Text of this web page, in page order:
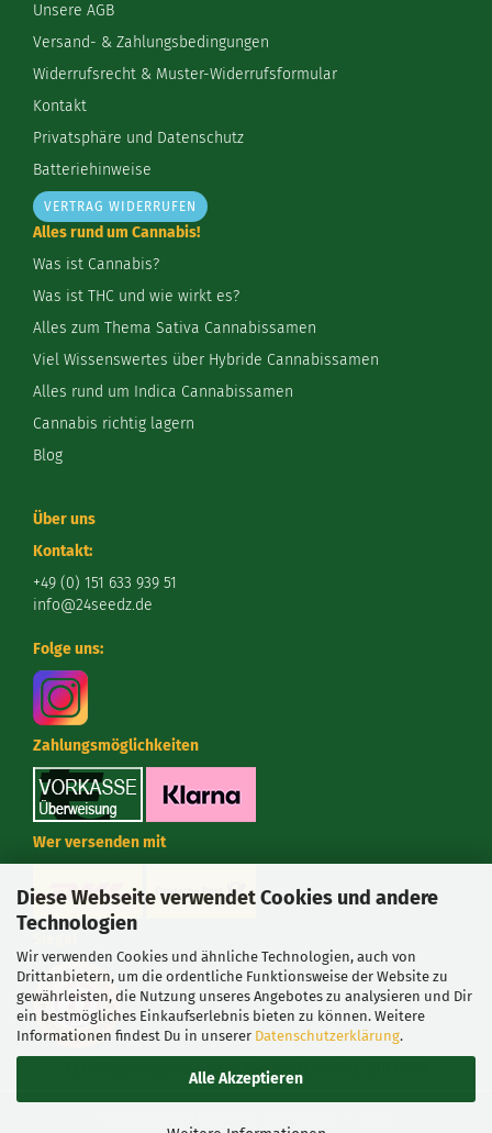
Diese Webseite verwendet Cookies und andere
Technologien
Wir verwenden Cookies und ähnliche Technologien, auch von
Drittanbietern, um die ordentliche Funktionsweise der Website zu
gewährleisten, die Nutzung unseres Angebotes zu analysieren und Dir
ein bestmögliches Einkaufserlebnis bieten zu können. Weitere
Informationen findest Du in unserer Datenschutzerklärung.
Alle Akzeptieren
Unsere AGB
Versand- & Zahlungsbedingungen
Widerrufsrecht & Muster-Widerrufsformular
Kontakt
Privatsphäre und Datenschutz
Batteriehinweise
VERTRAG WIDERRUFEN
Alles rund um Cannabis!
Was ist Cannabis?
Was ist THC und wie wirkt es?
Alles zum Thema Sativa Cannabissamen
Viel Wissenswertes über Hybride Cannabissamen
Alles rund um Indica Cannabissamen
Cannabis richtig lagern
Blog
Über uns
Kontakt:
+49 (0) 151 633 939 51
info@24seedz.de
Folge uns:
Zahlungsmöglichkeiten
Wer versenden mit
Kein Steuerausweis gem. Kleinuntern.-Reg. §19 UStG